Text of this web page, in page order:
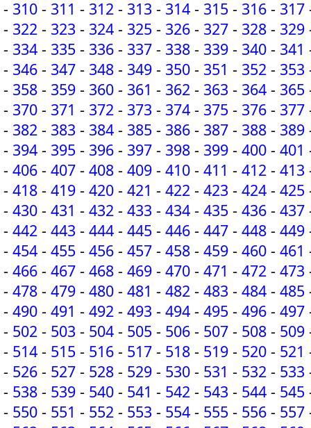
- 310 - 311 - 312 - 313 - 314 - 315 - 316 - 317
- 322 - 323 - 324 - 325 - 326 - 327 - 328 - 329
- 334 - 335 - 336 - 337 - 338 - 339 - 340 - 341
- 346 - 347 - 348 - 349 - 350 - 351 - 352 - 353
- 358 - 359 - 360 - 361 - 362 - 363 - 364 - 365
- 370 - 371 - 372 - 373 - 374 - 375 - 376 - 377
- 382 - 383 - 384 - 385 - 386 - 387 - 388 - 389
- 394 - 395 - 396 - 397 - 398 - 399 - 400 - 401
- 406 - 407 - 408 - 409 - 410 - 411 - 412 - 413
- 418 - 419 - 420 - 421 - 422 - 423 - 424 - 425
- 430 - 431 - 432 - 433 - 434 - 435 - 436 - 437
- 442 - 443 - 444 - 445 - 446 - 447 - 448 - 449
- 454 - 455 - 456 - 457 - 458 - 459 - 460 - 461
- 466 - 467 - 468 - 469 - 470 - 471 - 472 - 473
- 478 - 479 - 480 - 481 - 482 - 483 - 484 - 485
- 490 - 491 - 492 - 493 - 494 - 495 - 496 - 497
- 502 - 503 - 504 - 505 - 506 - 507 - 508 - 509
- 514 - 515 - 516 - 517 - 518 - 519 - 520 - 521
- 526 - 527 - 528 - 529 - 530 - 531 - 532 - 533
- 538 - 539 - 540 - 541 - 542 - 543 - 544 - 545
- 550 - 551 - 552 - 553 - 554 - 555 - 556 - 557